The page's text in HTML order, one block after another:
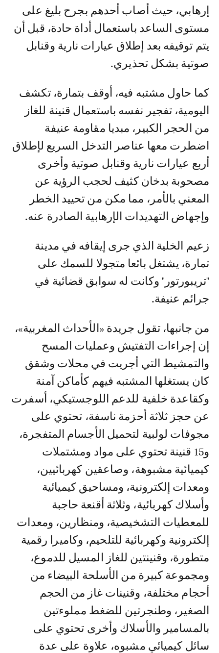
إرهابي، حيث أصاب أحدهم بجرح بليغ على
مستوى الساعد باستعمال أداة حادة، قبل أن
يتم توقيفه بعد إطلاق عيارات نارية وقنابل
صوتية بشكل تحذيري.
كما حاول مشتبه فيه، أوقف بتمارة، تكشف
اليومية، تفجير نفسه باستعمال قنينة للغاز
من الحجر الكبير، مبديا مقاومة عنيفة
اضطرت معها عناصر التدخل السريع لإطلاق
أربع عيارات نارية وقنابل صوتية وأخرى
مصحوبة بدخان كثيف لحجب الرؤية عن
المعني بالأمر، مما مكن من تحييد الخطر
وإجهاض التهديدات الإرهابية الصادرة عنه.
زعيم الخلية الذي جرى إيقافه في مدينة
تمارة، يشتغل بائعا متجولا للسمك على
"تريبورتور" وكانت له سوابق قضائية في
جرائم عنيفة.
من جانبها، تقول جريدة «الأحداث المغربية»،
إن إجراءات التفتيش وعمليات المسح
والتمشيط التي أجريت في محلات وشقق
كان يستغلها المشتبه فيهم كأماكن آمنة
وكقاعدة خلفية للدعم اللوجستيكي، أسفرت
عن حجز ثلاثة أحزمة ناسفة، تحتوي على
مجوفات لولبية لتحميل الأجسام المتفجرة،
و15 قنينة تحتوي على مواد ومشتملات
كيميائية مشبوهة، وصاعقين كهربائيين،
ومعدات إلكترونية، ومساحيق كيميائية
وأسلاك كهربائية، وثلاثة أقنعة حاجبة
للمعطيات التشخيصية، ومنظارين، ومعدات
إلكترونية وكهربائية للتلحيم، وكاميرا رقمية
متطورة، وقنينتين للغاز المسيل للدموع،
ومجموعة كبيرة من الأسلحة البيضاء من
أحجام مختلفة، وقنينات غاز من الحجم
الصغير، وطنجرتين للضغط مملوءتين
بالمسامير والأسلاك وأخرى تحتوي على
سائل كيميائي مشبوه، علاوة على عدة